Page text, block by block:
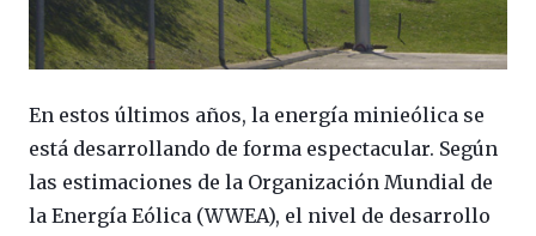
En estos últimos años, la energía minieólica se
está desarrollando de forma espectacular. Según
las estimaciones de la Organización Mundial de
la Energía Eólica (WWEA), el nivel de desarrollo